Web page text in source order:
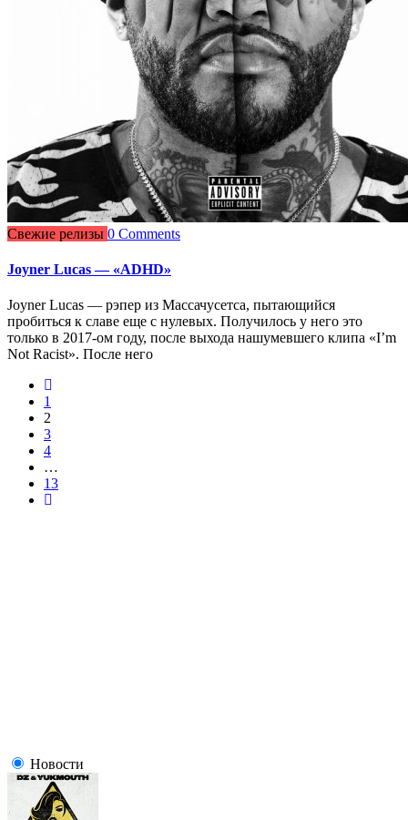
Свежие релизы 0 Comments
Joyner Lucas — «ADHD»
Joyner Lucas — рэпер из Массачусетса, пытающийся
пробиться к славе еще с нулевых. Получилось у него это
только в 2017-ом году, после выхода нашумевшего клипа «I’m
Not Racist». После него
1
2
3
4
…
13
Новости